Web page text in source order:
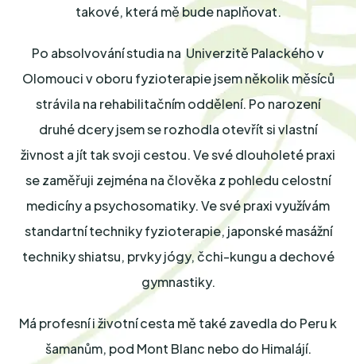
takové, která mě bude naplňovat.
Po absolvování studia na Univerzitě Palackého v
Olomouci v oboru fyzioterapie jsem několik měsíců
strávila na rehabilitačním oddělení. Po narození
druhé dcery jsem se rozhodla otevřít si vlastní
živnost a jít tak svoji cestou. Ve své dlouholeté praxi
se zaměřuji zejména na člověka z pohledu celostní
medicíny a psychosomatiky. Ve své praxi využívám
standartní techniky fyzioterapie, japonské masážní
techniky shiatsu, prvky jógy, čchi-kungu a dechové
gymnastiky.
Má profesní i životní cesta mě také zavedla do Peru k
šamanům, pod Mont Blanc nebo do Himalájí.